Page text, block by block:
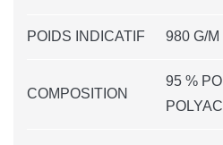
POIDS INDICATIF 980 G/M
COMPOSITION
95 %